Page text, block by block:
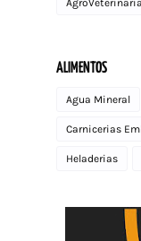
ALIMENTOS
Agua Mineral
Carnicerias
Heladerias